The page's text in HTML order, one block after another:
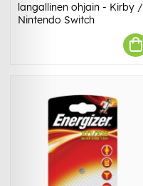
langallinen ohjain - Kirby /
Nintendo Switch